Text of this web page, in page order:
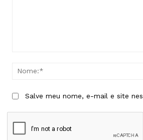
Salve meu nome, e-mail e site